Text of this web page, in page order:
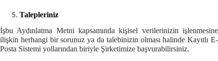
Talepleriniz
İşbu Aydınlatma Metni kapsamında kişisel verilerinizin işlenmesine
ilişkin herhangi bir sorunuz ya da talebinizin olması halinde Kayıtlı E-
Posta Sistemi yollarından biriyle Şirketimize başvurabilirsiniz.